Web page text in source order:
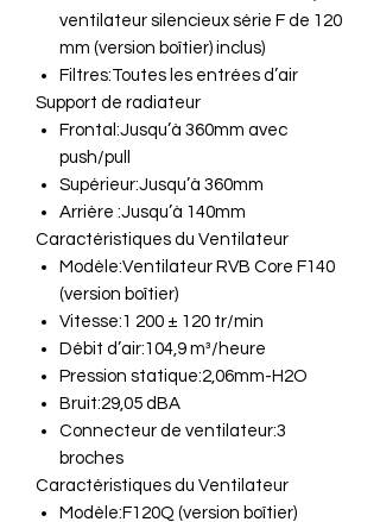
ventilateur silencieux série F de 120
mm (version boîtier) inclus)
Filtres:Toutes les entrées d’air
Support de radiateur
Frontal:Jusqu’à 360mm avec
push/pull
Supérieur:Jusqu’à 360mm
Arrière :Jusqu’à 140mm
Caractéristiques du Ventilateur
Modèle:Ventilateur RVB Core F140
(version boîtier)
Vitesse:1 200 ± 120 tr/min
Débit d’air:104,9 m³/heure
Pression statique:2,06mm-H2O
Bruit:29,05 dBA
Connecteur de ventilateur:3
broches
Caractéristiques du Ventilateur
Modèle:F120Q (version boîtier)